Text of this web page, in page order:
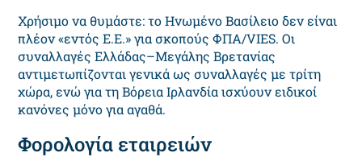
Χρήσιμο να θυμάστε: το Ηνωμένο Βασίλειο δεν είναι
πλέον «εντός Ε.Ε.» για σκοπούς ΦΠΑ/VIES. Οι
συναλλαγές Ελλάδας–Μεγάλης Βρετανίας
αντιμετωπίζονται γενικά ως συναλλαγές με τρίτη
χώρα, ενώ για τη Βόρεια Ιρλανδία ισχύουν ειδικοί
κανόνες μόνο για αγαθά.
Φορολογία εταιρειών